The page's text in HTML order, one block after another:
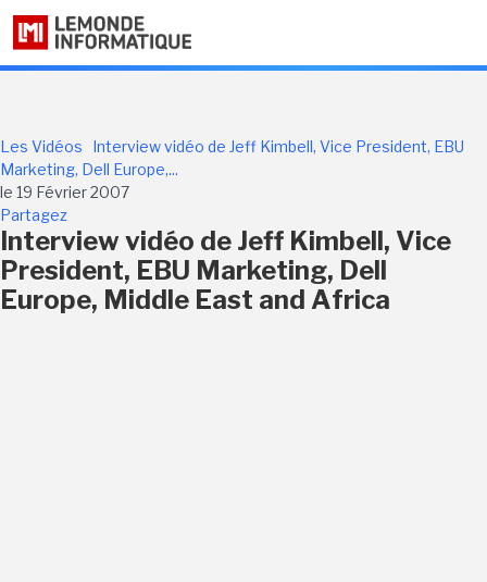
Les Vidéos
Interview vidéo de Jeff Kimbell, Vice President, EBU
Marketing, Dell Europe,...
le 19 Février 2007
Partagez
Interview vidéo de Jeff Kimbell, Vice
President, EBU Marketing, Dell
Europe, Middle East and Africa